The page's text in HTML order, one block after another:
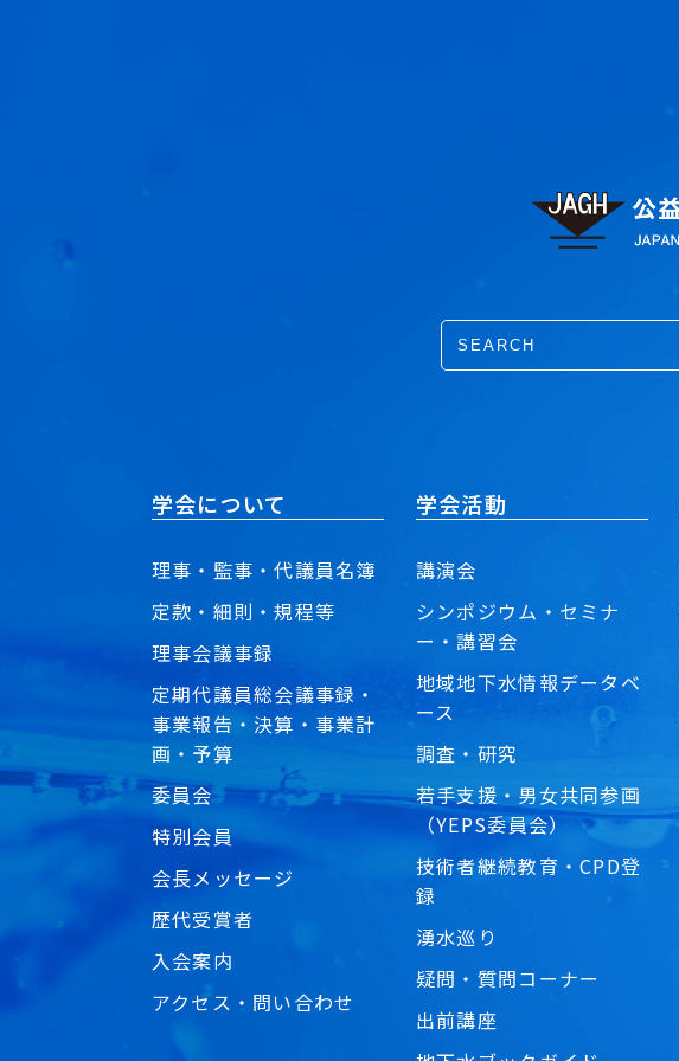
学会について
理事・監事・代議員名簿
定款・細則・規程等
理事会議事録
定期代議員総会議事録・
事業報告・決算・事業計
画・予算
委員会
特別会員
会長メッセージ
歴代受賞者
入会案内
アクセス・問い合わせ
学会活動
講演会
シンポジウム・セミナ
ー・講習会
地域地下水情報データベ
ース
調査・研究
若手支援・男女共同参画
（YEPS委員会）
技術者継続教育・CPD登
録
湧水巡り
疑問・質問コーナー
出前講座